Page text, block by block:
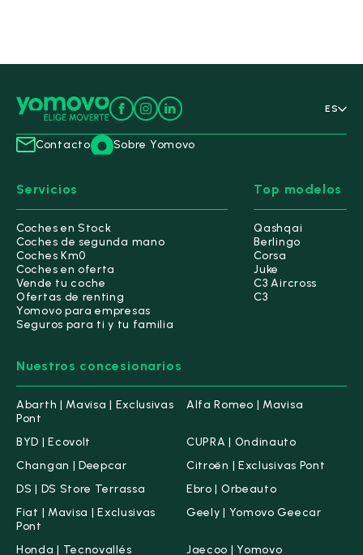
ES
Contacto Sobre Yomovo
Servicios
Coches en Stock
Coches de segunda mano
Coches Km0
Coches en oferta
Vende tu coche
Ofertas de renting
Yomovo para empresas
Seguros para ti y tu familia
Top modelos
Qashqai
Berlingo
Corsa
Juke
C3 Aircross
C3
Nuestros concesionarios
Abarth | Mavisa | Exclusivas
Pont
Alfa Romeo | Mavisa
BYD | Ecovolt
CUPRA | Ondinauto
Changan | Deepcar
Citroën | Exclusivas Pont
DS | DS Store Terrassa
Ebro | Orbeauto
Fiat | Mavisa | Exclusivas
Pont
Geely | Yomovo Geecar
Honda | Tecnovallés Jaecoo | Yomovo